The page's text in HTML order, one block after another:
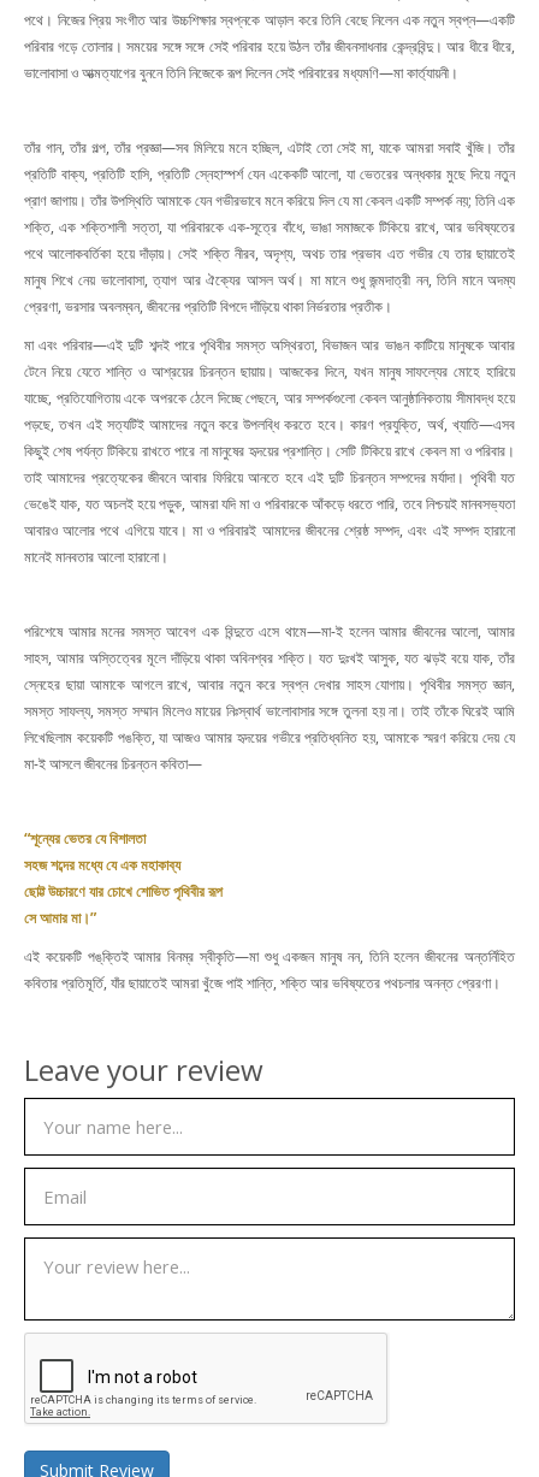
পথে। নিজের প্রিয় সংগীত আর উচ্চশিক্ষার স্বপ্নকে আড়াল করে তিনি বেছে নিলেন এক নতুন স্বপ্ন—একটি
পরিবার গড়ে তোলার। সময়ের সঙ্গে সঙ্গে সেই পরিবার হয়ে উঠল তাঁর জীবনসাধনার কেন্দ্রবিন্দু। আর ধীরে ধীরে,
ভালোবাসা ও আত্মত্যাগের বুননে তিনি নিজেকে রূপ দিলেন সেই পরিবারের মধ্যমণি—মা কার্ত্যায়নী।
তাঁর গান, তাঁর গল্প, তাঁর প্রজ্ঞা—সব মিলিয়ে মনে হচ্ছিল, এটাই তো সেই মা, যাকে আমরা সবাই খুঁজি। তাঁর
প্রতিটি বাক্য, প্রতিটি হাসি, প্রতিটি স্নেহাস্পর্শ যেন একেকটি আলো, যা ভেতরের অন্ধকার মুছে দিয়ে নতুন
প্রাণ জাগায়। তাঁর উপস্থিতি আমাকে যেন গভীরভাবে মনে করিয়ে দিল যে মা কেবল একটি সম্পর্ক নয়; তিনি এক
শক্তি, এক শক্তিশালী সত্তা, যা পরিবারকে এক-সূত্রে বাঁধে, ভাঙা সমাজকে টিকিয়ে রাখে, আর ভবিষ্যতের
পথে আলোকবর্তিকা হয়ে দাঁড়ায়। সেই শক্তি নীরব, অদৃশ্য, অথচ তার প্রভাব এত গভীর যে তার ছায়াতেই
মানুষ শিখে নেয় ভালোবাসা, ত্যাগ আর ঐক্যের আসল অর্থ। মা মানে শুধু জন্মদাত্রী নন, তিনি মানে অদম্য
প্রেরণা, ভরসার অবলম্বন, জীবনের প্রতিটি বিপদে দাঁড়িয়ে থাকা নির্ভরতার প্রতীক।
মা এবং পরিবার—এই দুটি শব্দই পারে পৃথিবীর সমস্ত অস্থিরতা, বিভাজন আর ভাঙন কাটিয়ে মানুষকে আবার
টেনে নিয়ে যেতে শান্তি ও আশ্রয়ের চিরন্তন ছায়ায়। আজকের দিনে, যখন মানুষ সাফল্যের মোহে হারিয়ে
যাচ্ছে, প্রতিযোগিতায় একে অপরকে ঠেলে দিচ্ছে পেছনে, আর সম্পর্কগুলো কেবল আনুষ্ঠানিকতায় সীমাবদ্ধ হয়ে
পড়ছে, তখন এই সত্যটিই আমাদের নতুন করে উপলব্ধি করতে হবে। কারণ প্রযুক্তি, অর্থ, খ্যাতি—এসব
কিছুই শেষ পর্যন্ত টিকিয়ে রাখতে পারে না মানুষের হৃদয়ের প্রশান্তি। সেটি টিকিয়ে রাখে কেবল মা ও পরিবার।
তাই আমাদের প্রত্যেকের জীবনে আবার ফিরিয়ে আনতে হবে এই দুটি চিরন্তন সম্পদের মর্যাদা। পৃথিবী যত
ভেঙেই যাক, যত অচলই হয়ে পড়ুক, আমরা যদি মা ও পরিবারকে আঁকড়ে ধরতে পারি, তবে নিশ্চয়ই মানবসভ্যতা
আবারও আলোর পথে এগিয়ে যাবে। মা ও পরিবারই আমাদের জীবনের শ্রেষ্ঠ সম্পদ, এবং এই সম্পদ হারানো
মানেই মানবতার আলো হারানো।
পরিশেষে আমার মনের সমস্ত আবেগ এক বিন্দুতে এসে থামে—মা-ই হলেন আমার জীবনের আলো, আমার
সাহস, আমার অস্তিত্বের মূলে দাঁড়িয়ে থাকা অবিনশ্বর শক্তি। যত দুঃখই আসুক, যত ঝড়ই বয়ে যাক, তাঁর
স্নেহের ছায়া আমাকে আগলে রাখে, আবার নতুন করে স্বপ্ন দেখার সাহস যোগায়। পৃথিবীর সমস্ত জ্ঞান,
সমস্ত সাফল্য, সমস্ত সম্মান মিলেও মায়ের নিঃস্বার্থ ভালোবাসার সঙ্গে তুলনা হয় না। তাই তাঁকে ঘিরেই আমি
লিখেছিলাম কয়েকটি পঙক্তি, যা আজও আমার হৃদয়ের গভীরে প্রতিধ্বনিত হয়, আমাকে স্মরণ করিয়ে দেয় যে
মা-ই আসলে জীবনের চিরন্তন কবিতা—
“শূন্যের ভেতর যে বিশালতা
সহজ শব্দের মধ্যে যে এক মহাকাব্য
ছোট্ট উচ্চারণে যার চোখে শোভিত পৃথিবীর রূপ
সে আমার মা।”
এই কয়েকটি পঙ্‌ক্তিই আমার বিনম্র স্বীকৃতি—মা শুধু একজন মানুষ নন, তিনি হলেন জীবনের অন্তর্নিহিত
কবিতার প্রতিমূর্তি, যাঁর ছায়াতেই আমরা খুঁজে পাই শান্তি, শক্তি আর ভবিষ্যতের পথচলার অনন্ত প্রেরণা।
Leave your review
Submit Review